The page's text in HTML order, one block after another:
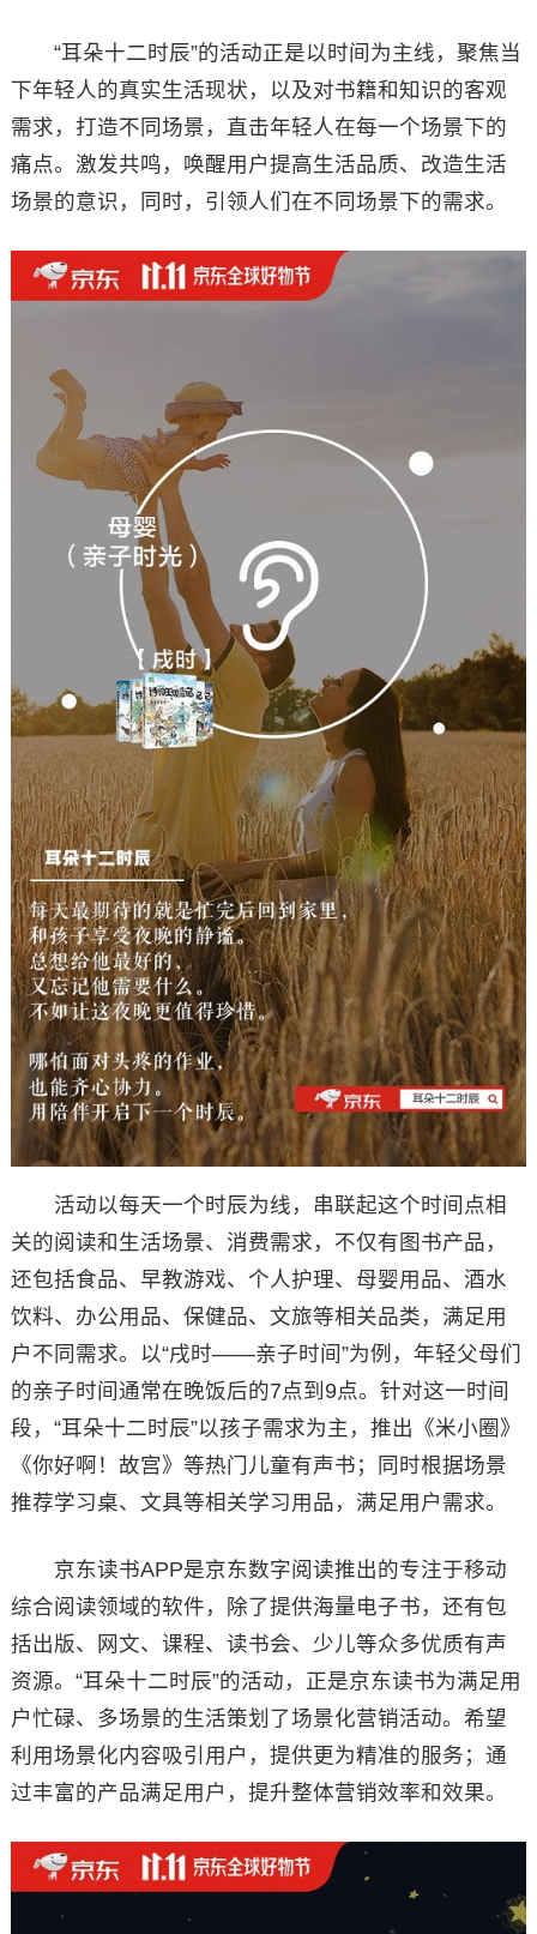
“耳朵十二时辰”的活动正是以时间为主线，聚焦当
下年轻人的真实生活现状，以及对书籍和知识的客观
需求，打造不同场景，直击年轻人在每一个场景下的
痛点。激发共鸣，唤醒用户提高生活品质、改造生活
场景的意识，同时，引领人们在不同场景下的需求。
活动以每天一个时辰为线，串联起这个时间点相
关的阅读和生活场景、消费需求，不仅有图书产品，
还包括食品、早教游戏、个人护理、母婴用品、酒水
饮料、办公用品、保健品、文旅等相关品类，满足用
户不同需求。以“戌时——亲子时间”为例，年轻父母们
的亲子时间通常在晚饭后的7点到9点。针对这一时间
段，“耳朵十二时辰”以孩子需求为主，推出《米小圈》
《你好啊！故宫》等热门儿童有声书；同时根据场景
推荐学习桌、文具等相关学习用品，满足用户需求。
京东读书APP是京东数字阅读推出的专注于移动
综合阅读领域的软件，除了提供海量电子书，还有包
括出版、网文、课程、读书会、少儿等众多优质有声
资源。“耳朵十二时辰”的活动，正是京东读书为满足用
户忙碌、多场景的生活策划了场景化营销活动。希望
利用场景化内容吸引用户，提供更为精准的服务；通
过丰富的产品满足用户，提升整体营销效率和效果。